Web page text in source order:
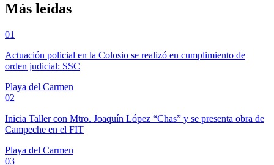
Más leídas
01
Actuación policial en la Colosio se realizó en cumplimiento de
orden judicial: SSC
Playa del Carmen
02
Inicia Taller con Mtro. Joaquín López “Chas” y se presenta obra de
Campeche en el FIT
Playa del Carmen
03